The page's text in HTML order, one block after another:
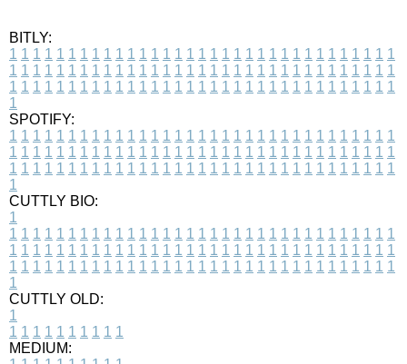
BITLY:
1 1 1 1 1 1 1 1 1 1 1 1 1 1 1 1 1 1 1 1 1 1 1 1 1 1 1 1 1 1 1 1 1
1 1 1 1 1 1 1 1 1 1 1 1 1 1 1 1 1 1 1 1 1 1 1 1 1 1 1 1 1 1 1 1 1
1 1 1 1 1 1 1 1 1 1 1 1 1 1 1 1 1 1 1 1 1 1 1 1 1 1 1 1 1 1 1 1 1
1
SPOTIFY:
1 1 1 1 1 1 1 1 1 1 1 1 1 1 1 1 1 1 1 1 1 1 1 1 1 1 1 1 1 1 1 1 1
1 1 1 1 1 1 1 1 1 1 1 1 1 1 1 1 1 1 1 1 1 1 1 1 1 1 1 1 1 1 1 1 1
1 1 1 1 1 1 1 1 1 1 1 1 1 1 1 1 1 1 1 1 1 1 1 1 1 1 1 1 1 1 1 1 1
1
CUTTLY BIO:
1
1 1 1 1 1 1 1 1 1 1 1 1 1 1 1 1 1 1 1 1 1 1 1 1 1 1 1 1 1 1 1 1 1
1 1 1 1 1 1 1 1 1 1 1 1 1 1 1 1 1 1 1 1 1 1 1 1 1 1 1 1 1 1 1 1 1
1 1 1 1 1 1 1 1 1 1 1 1 1 1 1 1 1 1 1 1 1 1 1 1 1 1 1 1 1 1 1 1 1
1
CUTTLY OLD:
1
1 1 1 1 1 1 1 1 1 1
MEDIUM: